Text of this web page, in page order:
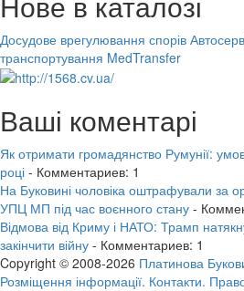
Досудове врегулювання спорів
транспортування MedTransfer
Ваші коментарі
Як отримати громадянство Румунії:
році - Комментариев: 1
На Буковині чоловіка оштрафували за
УПЦ МП під час воєнного стану -
Відмова від Криму і НАТО: Трамп
закінчити війну - Комментариев: 1
Copyright © 2008-2026 Платинова
Розміщення інформації. Контакти.